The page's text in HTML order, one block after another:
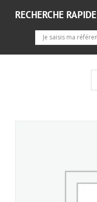
RECHERCHE RAPIDE